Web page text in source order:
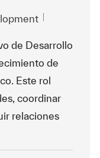
de Desarrollo
de
Este rol
coordinar
relaciones